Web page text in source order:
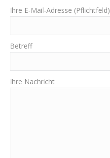
Ihre E-Mail-Adresse (Pflichtfeld)
Betreff
Ihre Nachricht